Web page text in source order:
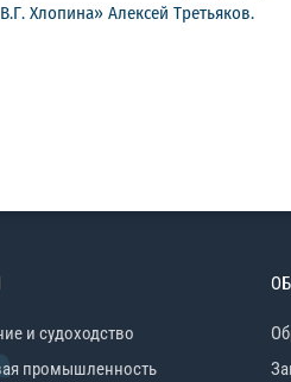
Хлопина» Алексей Третьяков.
и судоходство
промышленность